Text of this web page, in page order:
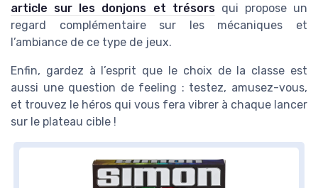
article sur les donjons et trésorsqui propose un
regard complémentaire sur les mécaniques et
l’ambiance de ce type de jeux.
Enfin, gardez à l’esprit que le choix de la classe est
aussi une question de feeling : testez, amusez-vous,
et trouvez le héros qui vous fera vibrer à chaque lancer
sur le plateau cible !